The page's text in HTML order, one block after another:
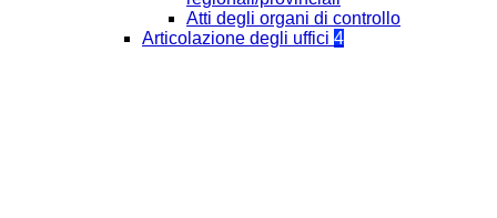
Atti degli organi di controllo
Articolazione degli uffici 4